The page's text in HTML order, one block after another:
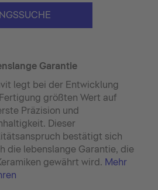
Garantie
legt bei der Entwicklung
größten Wert auf
Präzision und
Dieser
bestätigt sich
die lebenslange Garantie, die
gewährt wird. Mehr